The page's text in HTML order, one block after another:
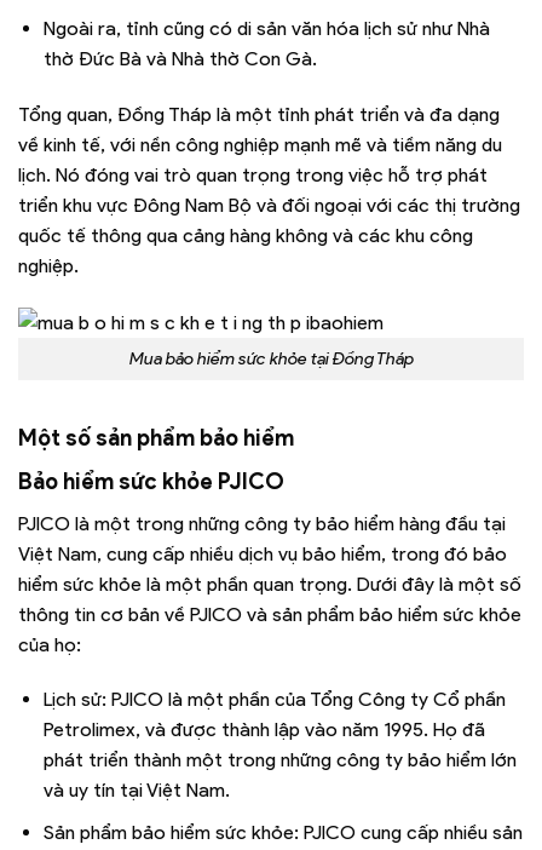
Ngoài ra, tỉnh cũng có di sản văn hóa lịch sử như Nhà
thờ Đức Bà và Nhà thờ Con Gà.
Tổng quan, Đồng Tháp là một tỉnh phát triển và đa dạng
về kinh tế, với nền công nghiệp mạnh mẽ và tiềm năng du
lịch. Nó đóng vai trò quan trọng trong việc hỗ trợ phát
triển khu vực Đông Nam Bộ và đối ngoại với các thị trường
quốc tế thông qua cảng hàng không và các khu công
nghiệp.
Mua bảo hiểm sức khỏe tại Đồng Tháp
Một số sản phẩm bảo hiểm
Bảo hiểm sức khỏe PJICO
PJICO là một trong những công ty bảo hiểm hàng đầu tại
Việt Nam, cung cấp nhiều dịch vụ bảo hiểm, trong đó bảo
hiểm sức khỏe là một phần quan trọng. Dưới đây là một số
thông tin cơ bản về PJICO và sản phẩm bảo hiểm sức khỏe
của họ:
Lịch sử: PJICO là một phần của Tổng Công ty Cổ phần
Petrolimex, và được thành lập vào năm 1995. Họ đã
phát triển thành một trong những công ty bảo hiểm lớn
và uy tín tại Việt Nam.
Sản phẩm bảo hiểm sức khỏe: PJICO cung cấp nhiều sản